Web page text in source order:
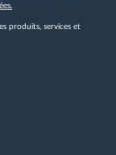
produits, services et